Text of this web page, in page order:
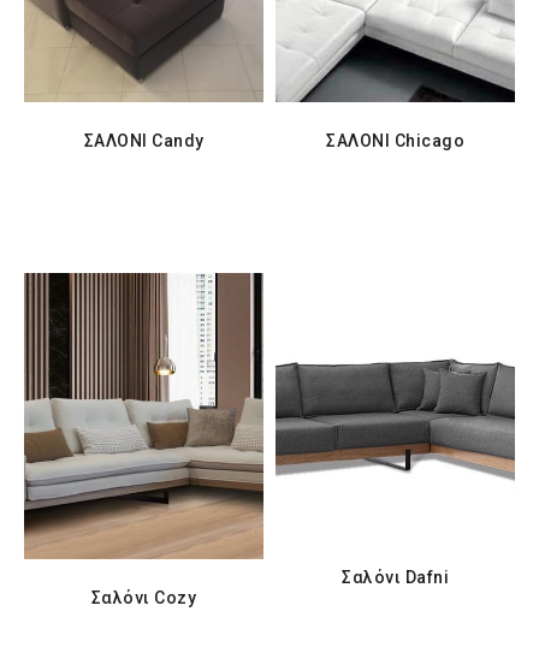
ΣΑΛΟΝΙ Candy ΣΑΛΟΝΙ Chicago
Σαλόνι Cozy
Σαλόνι Dafni